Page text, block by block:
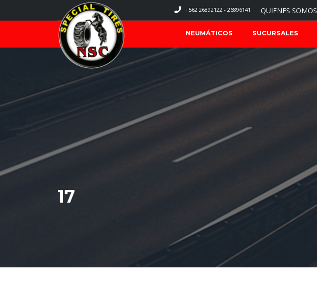
QUIENES SOMOS
+562 26892122 - 26896141
NEUMÁTICOS SUCURSALES
17